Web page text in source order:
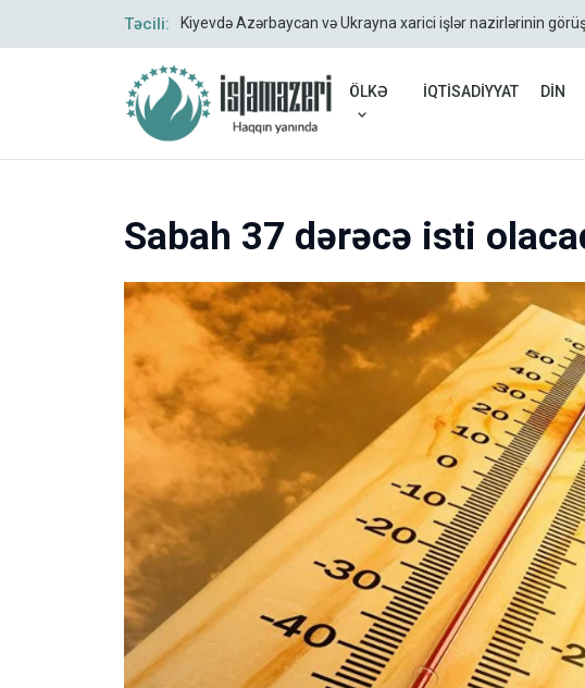
Təcili: Kiyevdə Azərbaycan və Ukrayna xarici işlər nazirlərinin
ÖLKƏ İQTİSADİYYAT DİN
Sabah 37 dərəcə isti